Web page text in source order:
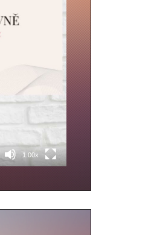
1.00x